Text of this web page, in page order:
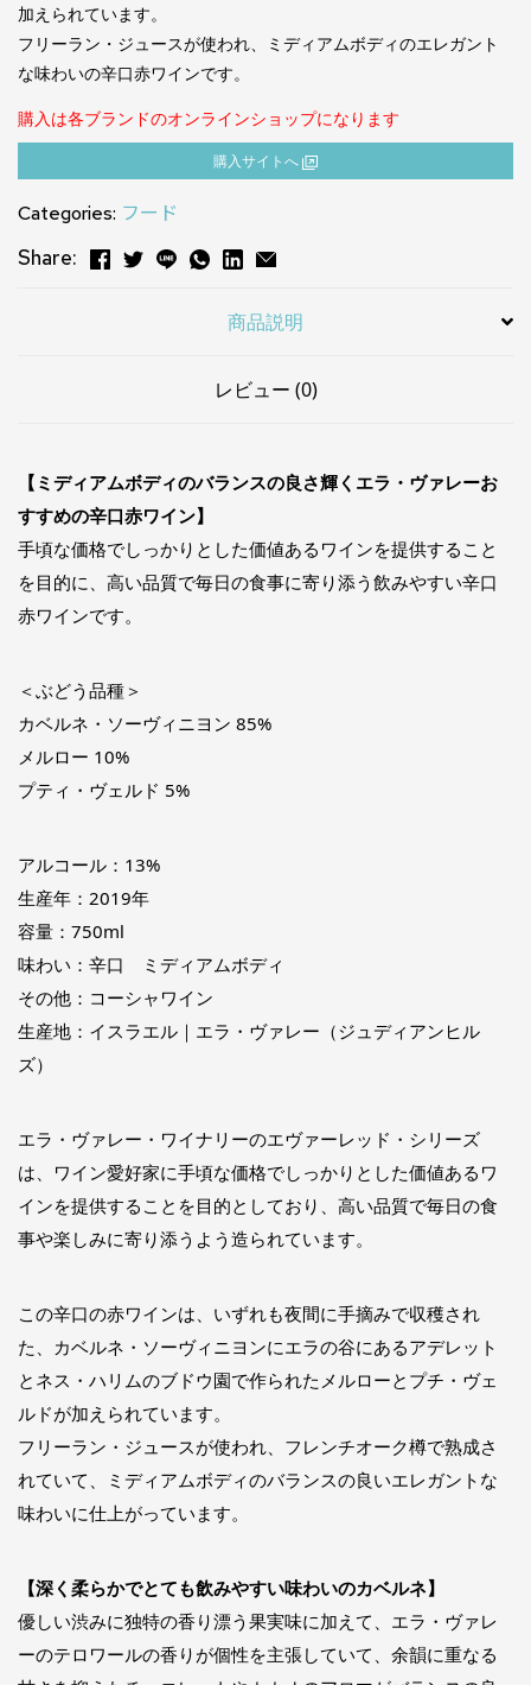
加えられています。
フリーラン・ジュースが使われ、ミディアムボディのエレガント
な味わいの辛口赤ワインです。
購入は各ブランドのオンラインショップになります
購⼊サイトへ
Categories: フード
Share:
商品説明
レビュー (0)
【ミディアムボディのバランスの良さ輝くエラ・ヴァレーお
すすめの辛口赤ワイン】
手頃な価格でしっかりとした価値あるワインを提供すること
を目的に、高い品質で毎日の食事に寄り添う飲みやすい辛口
赤ワインです。
＜ぶどう品種＞
カベルネ・ソーヴィニヨン 85%
メルロー 10%
プティ・ヴェルド 5%
アルコール：13%
生産年：2019年
容量：750ml
味わい：辛口 ミディアムボディ
その他：コーシャワイン
生産地：イスラエル｜エラ・ヴァレー（ジュディアンヒル
ズ）
エラ・ヴァレー・ワイナリーのエヴァーレッド・シリーズ
は、ワイン愛好家に手頃な価格でしっかりとした価値あるワ
インを提供することを目的としており、高い品質で毎日の食
事や楽しみに寄り添うよう造られています。
この辛口の赤ワインは、いずれも夜間に手摘みで収穫され
た、カベルネ・ソーヴィニヨンにエラの谷にあるアデレット
とネス・ハリムのブドウ園で作られたメルローとプチ・ヴェ
ルドが加えられています。
フリーラン・ジュースが使われ、フレンチオーク樽で熟成さ
れていて、ミディアムボディのバランスの良いエレガントな
味わいに仕上がっています。
【深く柔らかでとても飲みやすい味わいのカベルネ】
優しい渋みに独特の香り漂う果実味に加えて、エラ・ヴァレ
ーのテロワールの香りが個性を主張していて、余韻に重なる